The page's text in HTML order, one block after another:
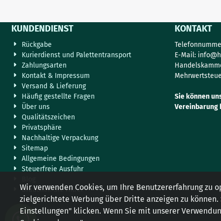
KUNDENDIENST
Rückgabe
Kurierdienst und Palettentransport
Zahlungsarten
Kontakt & Impressum
Versand & Lieferung
Häufig gestellte Fragen
Über uns
Qualitätszeichen
Privatsphäre
Nachhaltige Verpackung
Sitemap
Allgemeine Bedingungen
Steuerfreie Ausfuhr
Brauchen Sie Hilfe?
KONTAKT
E-Mail:
Sie können
Vereinbarung
Wir verwenden Cookies, um Ihre Benutzererfahrung zu
zielgerichtete Werbung über Dritte anzeigen zu
Einstellungen" klicken. Wenn Sie mit unserer